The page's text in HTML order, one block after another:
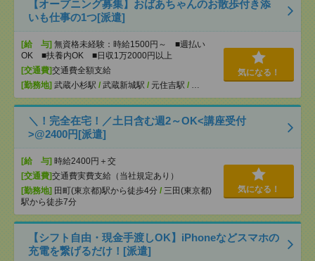
【オープニング募集】おばあちゃんのお散歩付き添
いも仕事の1つ[派遣]
[給 与] 無資格未経験：時給1500円～ ■週払い
OK ■扶養内OK ■日収1万2000円以上
[交通費]交通費全額支給
[勤務地] 武蔵小杉駅 / 武蔵新城駅 / 元住吉駅 / …
気になる！
＼！完全在宅！／土日含む週2～OK<講座受付
>@2400円[派遣]
[給 与] 時給2400円＋交
[交通費]交通費実費支給（当社規定あり）
[勤務地] 田町(東京都)駅から徒歩4分 / 三田(東京都)
駅から徒歩7分
気になる！
【シフト自由・現金手渡しOK】iPhoneなどスマホの
充電を繋げるだけ！[派遣]